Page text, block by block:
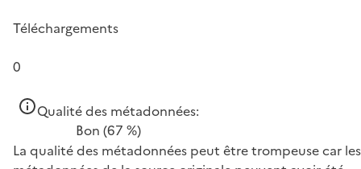
Téléchargements
0
Qualité des métadonnées:
Bon (67 %)
La qualité des métadonnées peut être trompeuse car les